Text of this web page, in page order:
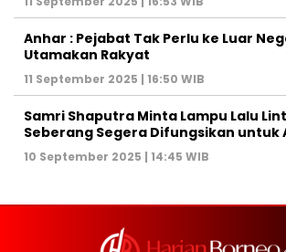
Anhar : Pejabat Tak Perlu ke Luar
Utamakan Rakyat
11 September 2025 | 16:50 WIB
Samri Shaputra Minta Lampu Lalu
Seberang Segera Difungsikan untuk
10 September 2025 | 14:45 WIB